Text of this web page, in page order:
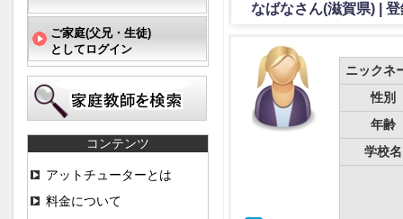
なばなさん(滋賀県) |
ニックネ
性別
年齢
学校名
ご家庭(父兄・生徒)
としてログイン
コンテンツ
アットチューターとは
料金について